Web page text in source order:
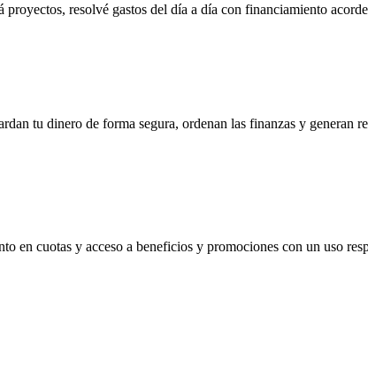
resolvé gastos del día a día con financiamiento
tu dinero de forma segura, ordenan las finanzas y generan
en cuotas y acceso a beneficios y promociones con un uso